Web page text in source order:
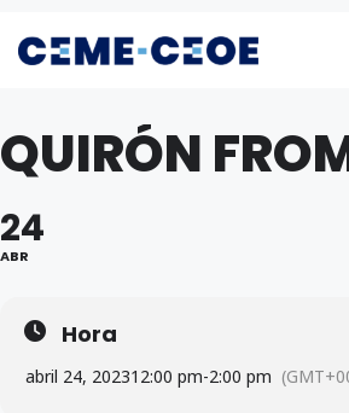
QUIRÓN
24
ABR
Hora
abril 24, 202312:00 pm-2:00 pm